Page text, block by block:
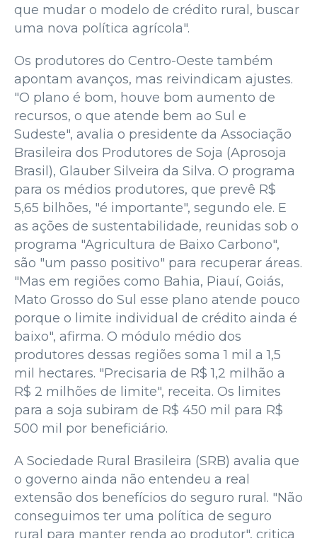
que mudar o modelo de crédito rural, buscar
uma nova política agrícola".
Os produtores do Centro-Oeste também
apontam avanços, mas reivindicam ajustes.
"O plano é bom, houve bom aumento de
recursos, o que atende bem ao Sul e
Sudeste", avalia o presidente da Associação
Brasileira dos Produtores de Soja (Aprosoja
Brasil), Glauber Silveira da Silva. O programa
para os médios produtores, que prevê R$
5,65 bilhões, "é importante", segundo ele. E
as ações de sustentabilidade, reunidas sob o
programa "Agricultura de Baixo Carbono",
são "um passo positivo" para recuperar áreas.
"Mas em regiões como Bahia, Piauí, Goiás,
Mato Grosso do Sul esse plano atende pouco
porque o limite individual de crédito ainda é
baixo", afirma. O módulo médio dos
produtores dessas regiões soma 1 mil a 1,5
mil hectares. "Precisaria de R$ 1,2 milhão a
R$ 2 milhões de limite", receita. Os limites
para a soja subiram de R$ 450 mil para R$
500 mil por beneficiário.
A Sociedade Rural Brasileira (SRB) avalia que
o governo ainda não entendeu a real
extensão dos benefícios do seguro rural. "Não
conseguimos ter uma política de seguro
rural para manter renda ao produtor", critica